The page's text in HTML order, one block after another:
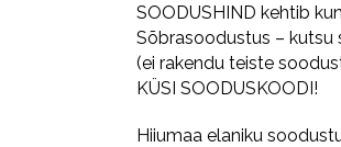
SOODUSHIND kehtib
Sõbrasoodustus –
(ei rakendu teiste
KÜSI SOODUSKOODI!
Hiiumaa elaniku